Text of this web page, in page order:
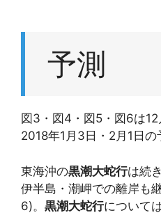
予測
図3・図4・図5・図6は12
2018年1月3日・2月1日の
東海沖の黒潮大蛇行は続
伊半島・潮岬での離岸も
6)。 黒潮大蛇行について